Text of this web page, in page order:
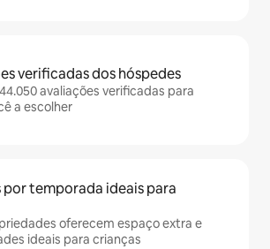
verificadas dos hóspedes
avaliações verificadas para
a escolher
por temporada ideais para
oferecem espaço extra e
ideais para crianças